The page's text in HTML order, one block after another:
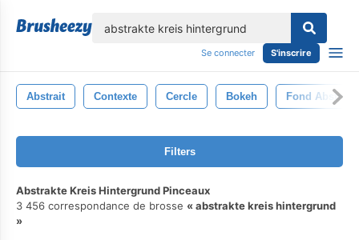
Se connecter S'inscrire
Abstrait Contexte Cercle Bokeh Fond Abstrait
Filters
Abstrakte Kreis Hintergrund Pinceaux
3 456 correspondance de brosse
abstrakte kreis hintergrund